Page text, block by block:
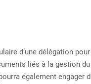
d’une délégation
liés à la gestion
également engager